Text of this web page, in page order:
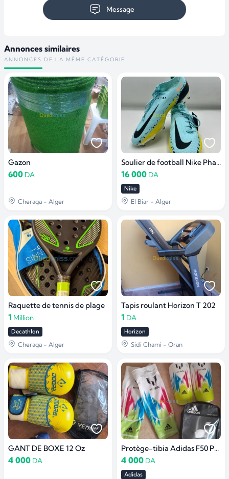
Message
Annonces similaires
ANNONCES DE LA MÊME CATÉGORIE
Gazon
600 DA
Cheraga - Alger
Soulier de football Nike Phantom GX 2
16 000 DA
Nike
El Biar - Alger
Raquette de tennis de plage
1 Million
Decathlon
Cheraga - Alger
Tapis roulant Horizon T 202
1 DA
Horizon
Sidi Chami - Oran
GANT DE BOXE 12 Oz
4 000 DA
Protège-tibia Adidas F50 Pro Lite
4 000 DA
Adidas